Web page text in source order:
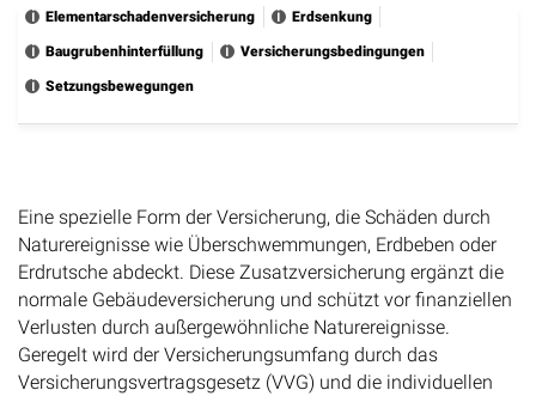
Elementarschadenversicherung Erdsenkung
Baugrubenhinterfüllung Versicherungsbedingungen
Setzungsbewegungen
Eine spezielle Form der Versicherung, die Schäden durch
Naturereignisse wie Überschwemmungen, Erdbeben oder
Erdrutsche abdeckt. Diese Zusatzversicherung ergänzt die
normale Gebäudeversicherung und schützt vor finanziellen
Verlusten durch außergewöhnliche Naturereignisse.
Geregelt wird der Versicherungsumfang durch das
Versicherungsvertragsgesetz (VVG) und die individuellen